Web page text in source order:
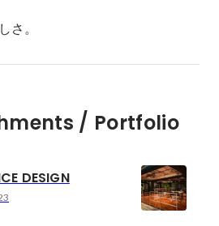
さ。
/ Portfolio
DESIGN